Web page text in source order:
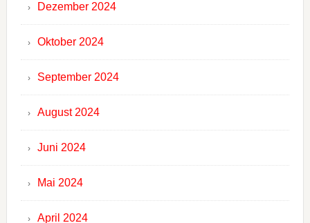
Dezember 2024
Oktober 2024
September 2024
August 2024
Juni 2024
Mai 2024
April 2024